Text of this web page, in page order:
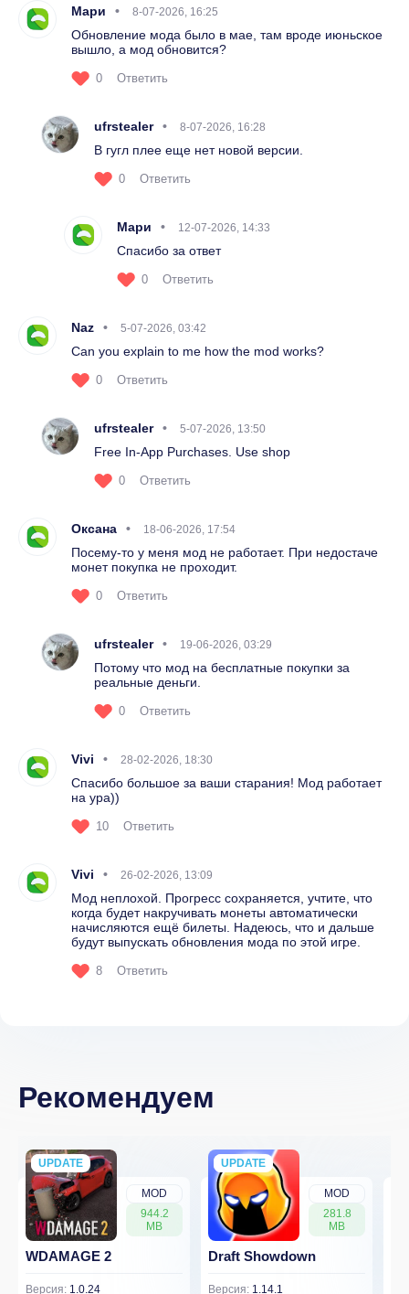
Мари 8-07-2026, 16:25
Обновление мода было в мае, там вроде июньское
вышло, а мод обновится?
0 Ответить
ufrstealer 8-07-2026, 16:28
В гугл плее еще нет новой версии.
0 Ответить
Мари 12-07-2026, 14:33
Спасибо за ответ
0 Ответить
Naz 5-07-2026, 03:42
Can you explain to me how the mod works?
0 Ответить
ufrstealer 5-07-2026, 13:50
Free In-App Purchases. Use shop
0 Ответить
Оксана 18-06-2026, 17:54
Посему-то у меня мод не работает. При недостаче
монет покупка не проходит.
0 Ответить
ufrstealer 19-06-2026, 03:29
Потому что мод на бесплатные покупки за
реальные деньги.
0 Ответить
Vivi 28-02-2026, 18:30
Спасибо большое за ваши старания! Мод работает
на ура))
10 Ответить
Vivi 26-02-2026, 13:09
Мод неплохой. Прогресс сохраняется, учтите, что
когда будет накручивать монеты автоматически
начисляются ещё билеты. Надеюсь, что и дальше
будут выпускать обновления мода по этой игре.
8 Ответить
Рекомендуем
MOD
944.2
MB
UPDATE
NEW
WDAMAGE 2
Версия: 1.0.24
MOD
281.8
MB
UPDATE
NEW
Draft Showdown
Версия: 1.14.1